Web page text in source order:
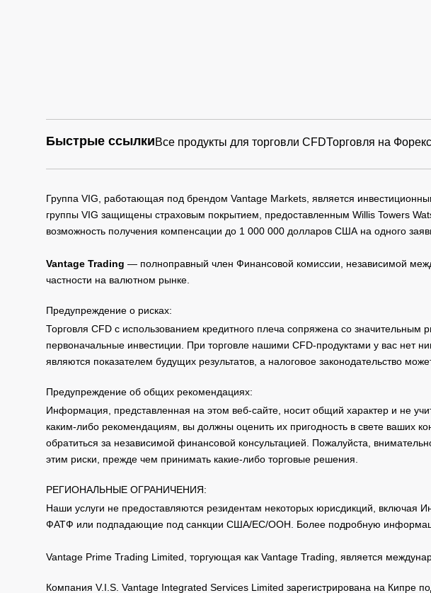
Быстрые ссылкиВсе продукты для торговли CFDТорговля на Форекс
Группа VIG, работающая под брендом Vantage Markets, является
группы VIG защищены страховым покрытием, предоставленным Willis Towers
возможность получения компенсации до 1 000 000 долларов США на одного
Vantage Trading — полноправный член Финансовой комиссии, независимой
частности на валютном рынке.
Предупреждение о рисках:
Торговля CFD с использованием кредитного плеча сопряжена со
первоначальные инвестиции. При торговле нашими CFD-продуктами у вас нет
являются показателем будущих результатов, а налоговое законодательство
Предупреждение об общих рекомендациях:
Информация, представленная на этом веб-сайте, носит общий характер и не
каким-либо рекомендациям, вы должны оценить их пригодность в свете ваших
обратиться за независимой финансовой консультацией. Пожалуйста,
этим риски, прежде чем принимать какие-либо торговые решения.
РЕГИОНАЛЬНЫЕ ОГРАНИЧЕНИЯ:
Наши услуги не предоставляются резидентам некоторых юрисдикций,
ФАТФ или подпадающие под санкции США/ЕС/ООН. Более подробную
Vantage Prime Trading Limited, торгующая как Vantage Trading, является
Компания V.I.S. Vantage Integrated Services Limited зарегистрирована на Кипре